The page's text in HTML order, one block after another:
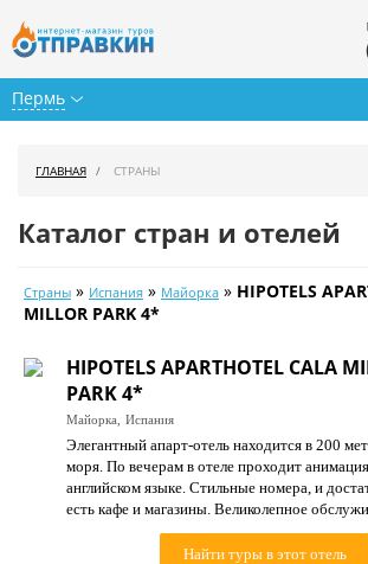
Пермь
Календарь туров
Цены дня
Страны
Как купить
О нас
ГЛАВНАЯ СТРАНЫ
Каталог стран и отелей
Страны » Испания » Майорка » HIPOTELS
MILLOR PARK 4*
HIPOTELS APARTHOTEL CALA
PARK 4*
Майорка, Испания
Элегантный апарт-отель находится в 200
моря. По вечерам в отеле проходит
английском языке. Стильные номера, и
есть кафе и магазины. Великолепное
Найти туры в этот отель